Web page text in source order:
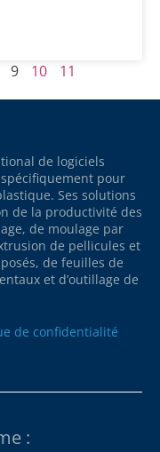
9 10 11
de logiciels
spécifiquement pour
Ses solutions
de la productivité des
de moulage par
de pellicules et
de feuilles de
et d’outillage de
de confidentialité
: